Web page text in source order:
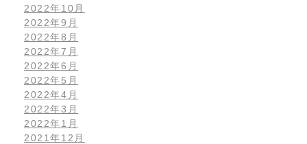
2022年10月
2022年9月
2022年8月
2022年7月
2022年6月
2022年5月
2022年4月
2022年3月
2022年1月
2021年12月